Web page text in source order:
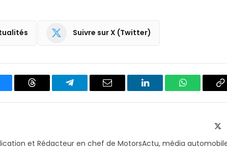
Suivre sur X (Twitter)
Threads
Partager
Email LinkedIn WhatsApp
et Rédacteur en chef de MotorsActu, média